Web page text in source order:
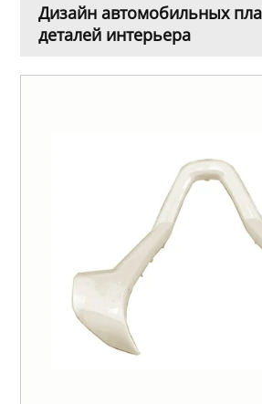
Дизайн автомобильных
деталей интерьера